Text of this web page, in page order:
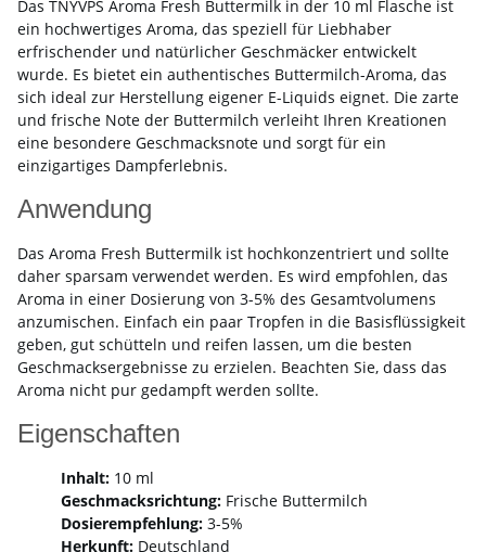
Das TNYVPS Aroma Fresh Buttermilk in der 10 ml Flasche ist
ein hochwertiges Aroma, das speziell für Liebhaber
erfrischender und natürlicher Geschmäcker entwickelt
wurde. Es bietet ein authentisches Buttermilch-Aroma, das
sich ideal zur Herstellung eigener E-Liquids eignet. Die zarte
und frische Note der Buttermilch verleiht Ihren Kreationen
eine besondere Geschmacksnote und sorgt für ein
einzigartiges Dampferlebnis.
Anwendung
Das Aroma Fresh Buttermilk ist hochkonzentriert und sollte
daher sparsam verwendet werden. Es wird empfohlen, das
Aroma in einer Dosierung von 3-5% des Gesamtvolumens
anzumischen. Einfach ein paar Tropfen in die Basisflüssigkeit
geben, gut schütteln und reifen lassen, um die besten
Geschmacksergebnisse zu erzielen. Beachten Sie, dass das
Aroma nicht pur gedampft werden sollte.
Eigenschaften
Inhalt: 10 ml
Geschmacksrichtung: Frische Buttermilch
Dosierempfehlung: 3-5%
Herkunft: Deutschland